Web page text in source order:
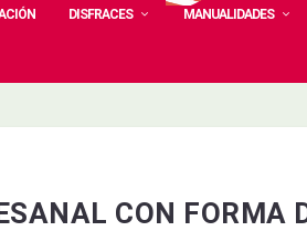
DISFRACES MANUALIDADES
CON FORMA